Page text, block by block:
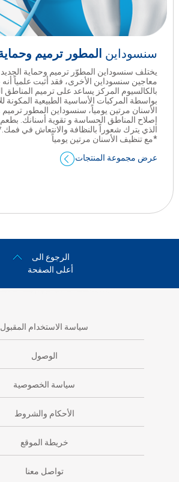
سنسوداين المطور ترميم
يختلف سنسوداين المطوّر ترميم وحماية الجديد
معاجين سنسوداين الأخرى، فقد ﺃثبت علمياً أنه
بالكالسيوم المركز يساعد على ترميم المناطق
بواسطة المركبات الأساسية الطبيعية المكونة
الأسنان مرتين يومياً، سنسوداين المطور
إصلاح المناطق الحساسة و تقوية أسنانك. بطعم
الذي يترك شعوراً بالنظافة والانتعاش في
*مع تنظيف الأسنان مرتين يومياً
عرض مجموعة المنتجات
الرجوع الى
أعلى الصفحة
سياسة الاستخدام المقبول
الوصول
سياسة الخصوصية
الأحكام والشروط
خريطة الموقع
تواصل معنا